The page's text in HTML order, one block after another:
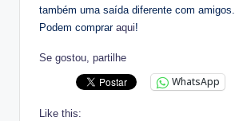
também uma saída diferente com amigos.
Podem comprar aqui!
Se gostou, partilhe
WhatsApp
Like this: